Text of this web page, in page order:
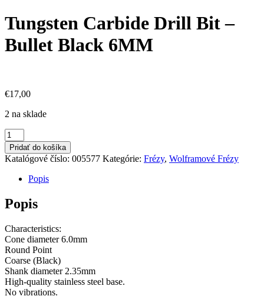
Tungsten Carbide Drill Bit –
Bullet Black 6MM
€17,00
2 na sklade
množstvo
Tungsten
Carbide
Drill
Bullet
Black
Pridať do košíka
Katalógové číslo: 005577 Kategórie: Frézy, Wolframové Frézy
Popis
Popis
Characteristics:
Cone diameter 6.0mm
Round Point
Coarse (Black)
Shank diameter 2.35mm
High-quality stainless steel base.
No vibrations.